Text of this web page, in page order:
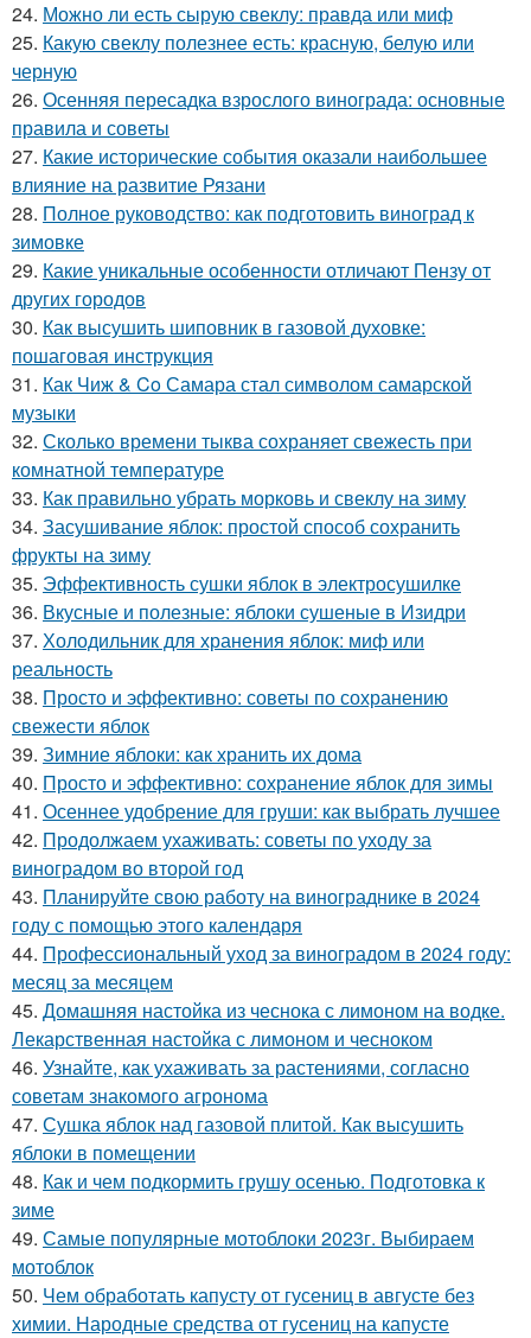
24. Можно ли есть сырую свеклу: правда или миф
25. Какую свеклу полезнее есть: красную, белую или
черную
26. Осенняя пересадка взрослого винограда: основные
правила и советы
27. Какие исторические события оказали наибольшее
влияние на развитие Рязани
28. Полное руководство: как подготовить виноград к
зимовке
29. Какие уникальные особенности отличают Пензу от
других городов
30. Как высушить шиповник в газовой духовке:
пошаговая инструкция
31. Как Чиж & Co Самара стал символом самарской
музыки
32. Сколько времени тыква сохраняет свежесть при
комнатной температуре
33. Как правильно убрать морковь и свеклу на зиму
34. Засушивание яблок: простой способ сохранить
фрукты на зиму
35. Эффективность сушки яблок в электросушилке
36. Вкусные и полезные: яблоки сушеные в Изидри
37. Холодильник для хранения яблок: миф или
реальность
38. Просто и эффективно: советы по сохранению
свежести яблок
39. Зимние яблоки: как хранить их дома
40. Просто и эффективно: сохранение яблок для зимы
41. Осеннее удобрение для груши: как выбрать лучшее
42. Продолжаем ухаживать: советы по уходу за
виноградом во второй год
43. Планируйте свою работу на винограднике в 2024
году с помощью этого календаря
44. Профессиональный уход за виноградом в 2024 году:
месяц за месяцем
45. Домашняя настойка из чеснока с лимоном на водке.
Лекарственная настойка с лимоном и чесноком
46. Узнайте, как ухаживать за растениями, согласно
советам знакомого агронома
47. Сушка яблок над газовой плитой. Как высушить
яблоки в помещении
48. Как и чем подкормить грушу осенью. Подготовка к
зиме
49. Самые популярные мотоблоки 2023г. Выбираем
мотоблок
50. Чем обработать капусту от гусениц в августе без
химии. Народные средства от гусениц на капусте